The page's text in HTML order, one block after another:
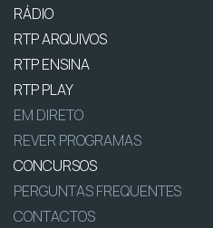
RÁDIO
RTP ARQUIVOS
RTP ENSINA
RTP PLAY
EM DIRETO
REVER PROGRAMAS
CONCURSOS
PERGUNTAS FREQUENTES
CONTACTOS